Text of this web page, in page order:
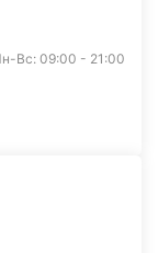
Вс: 09:00 - 21:00